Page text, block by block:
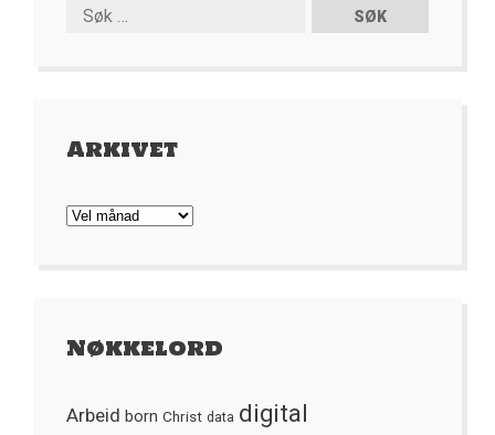
Arkivet
Arkivet
Nøkkelord
Arbeid born Christ data digital